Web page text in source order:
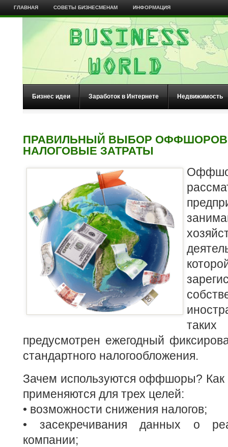
ГЛАВНАЯ СОВЕТЫ БИЗНЕСМЕНАМ ИНФОРМАЦИЯ
Бизнес идеи Заработок в Интернете Недвижимость
ПРАВИЛЬНЫЙ ВЫБОР ОФФШОРОВ
НАЛОГОВЫЕ ЗАТРАТЫ
предусмотрен ежегодный
стандартного налогообложения.
Зачем используются оффшоры?
применяются для трех целей:
• возможности снижения налогов;
• засекречивания данных о
компании;